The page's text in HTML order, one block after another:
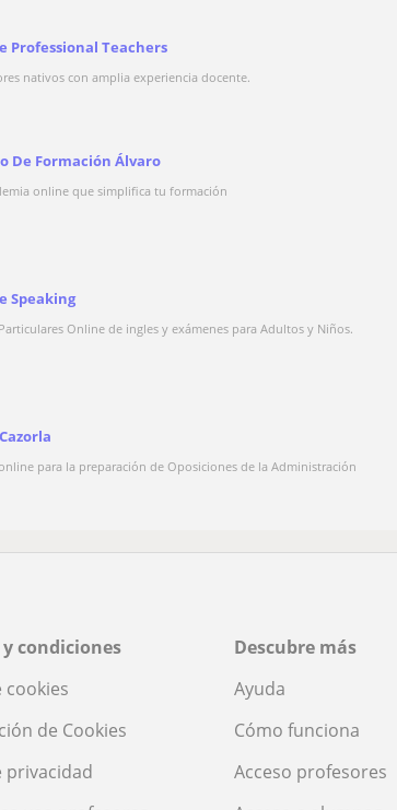
Professional Teachers
nativos con amplia experiencia docente.
De Formación Álvaro
online que simplifica tu formación
Speaking
Online de ingles y exámenes para Adultos y Niños.
para la preparación de Oposiciones de la Administración
condiciones
cookies
de Cookies
privacidad
Descubre más
Ayuda
Cómo funciona
Acceso profesores